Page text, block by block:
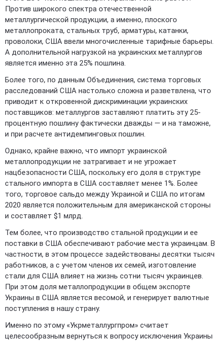
Против широкого спектра отечественной
металлургической продукции, а именно, плоского
металлопроката, стальных труб, арматуры, катанки,
проволоки, США ввели многочисленные тарифные барьеры.
А дополнительной нагрузкой на украинских металлургов
является именно эта 25% пошлина.
Более того, по данным Объединения, система торговых
расследований США настолько сложна и разветвлена, что
приводит к откровенной дискриминации украинских
поставщиков: металлургов заставляют платить эту 25-
процентную пошлину фактически дважды — и на таможне,
и при расчете антидемпинговых пошлин.
Однако, крайне важно, что импорт украинской
металлопродукции не затрагивает и не угрожает
нацбезопасности США, поскольку его доля в структуре
стального импорта в США составляет менее 1%. Более
того, торговое сальдо между Украиной и США по итогам
2020 является положительным для американской стороны
и составляет $1 млрд.
Тем более, что производство стальной продукции и ее
поставки в США обеспечивают рабочие места украинцам. В
частности, в этом процессе задействованы десятки тысяч
работников, а с учетом членов их семей, изготовление
стали для США влияет на жизнь сотни тысяч украинцев.
При этом доля металлопродукции в общем экспорте
Украины в США является весомой, и генерирует валютные
поступления в нашу страну.
Именно по этому «Укрметаллургпром» считает
целесообразным вернуться к вопросу исключения Украины